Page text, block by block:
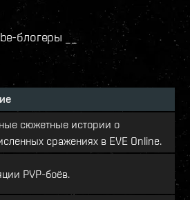
блогеры __
сюжетные истории о
сражениях в EVE Online.
PVP-боёв.